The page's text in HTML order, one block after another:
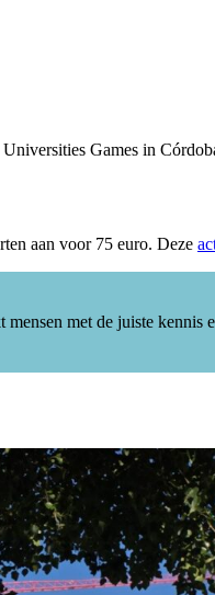
Games in
aan voor 75 euro. Deze
mensen met de juiste kennis